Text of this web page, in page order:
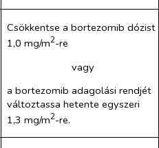
Csökkentse a bortezomib dózist
1,0 mg/m2-re
vagy
a bortezomib adagolási rendjét
változtassa hetente egyszeri
1,3 mg/m2-re.